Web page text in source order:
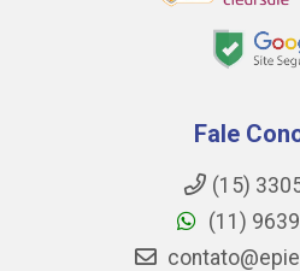
Fale
(15)
(11)